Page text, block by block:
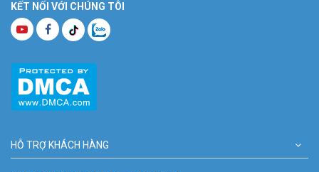
KẾT NỐI VỚI CHÚNG TÔI
HỖ TRỢ KHÁCH HÀNG